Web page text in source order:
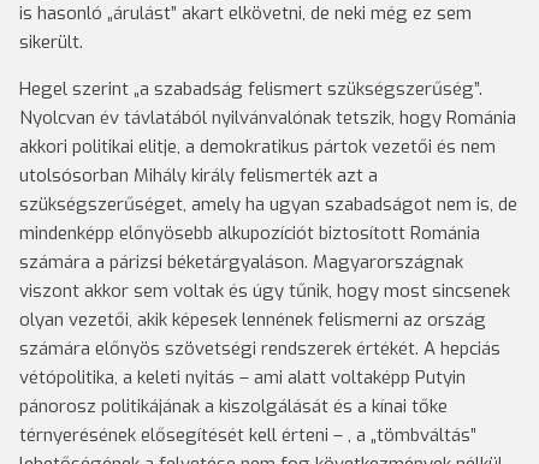
is hasonló „árulást” akart elkövetni, de neki még ez sem
sikerült.
Hegel szerint „a szabadság felismert szükségszerűség”.
Nyolcvan év távlatából nyilvánvalónak tetszik, hogy Románia
akkori politikai elitje, a demokratikus pártok vezetői és nem
utolsósorban Mihály király felismerték azt a
szükségszerűséget, amely ha ugyan szabadságot nem is, de
mindenképp előnyösebb alkupozíciót biztosított Románia
számára a párizsi béketárgyaláson. Magyarországnak
viszont akkor sem voltak és úgy tűnik, hogy most sincsenek
olyan vezetői, akik képesek lennének felismerni az ország
számára előnyös szövetségi rendszerek értékét. A hepciás
vétópolitika, a keleti nyitás – ami alatt voltaképp Putyin
pánorosz politikájának a kiszolgálását és a kínai tőke
térnyerésének elősegítését kell érteni – , a „tömbváltás”